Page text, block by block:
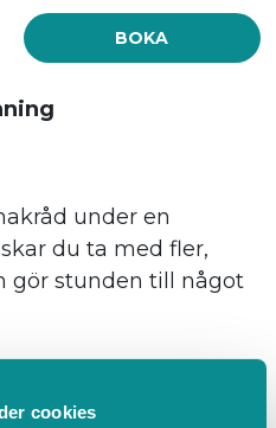
cookies
BOKA
under en
du ta med fler,
gör stunden till något